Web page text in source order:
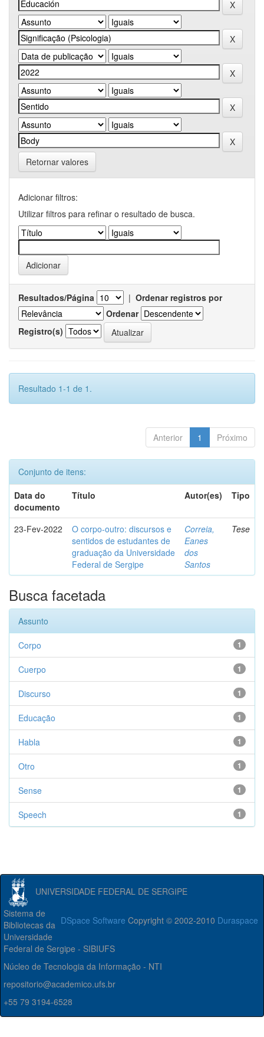
Retornar valores
Adicionar filtros:
Utilizar filtros para refinar o resultado de busca.
Resultados/Página | Ordenar registros por
Ordenar
Registro(s)
Resultado 1-1 de 1.
Anterior 1 Próximo
Conjunto de itens:
Data do
documento
Título Autor(es) Tipo
23-Fev-2022
O corpo-outro: discursos e
sentidos de estudantes de
graduação da Universidade
Federal de Sergipe
Correia,
Eanes
dos
Santos
Tese
Busca facetada
Assunto
1
Corpo
1
Cuerpo
1
Discurso
1
Educação
1
Habla
1
Otro
1
Sense
1
Speech
UNIVERSIDADE FEDERAL DE SERGIPE
DSpace Software Copyright © 2002-2010 Duraspace
Sistema de
Bibliotecas da
Universidade
Federal de Sergipe - SIBIUFS
Núcleo de Tecnologia da Informação - NTI
repositorio@academico.ufs.br
+55 79 3194-6528